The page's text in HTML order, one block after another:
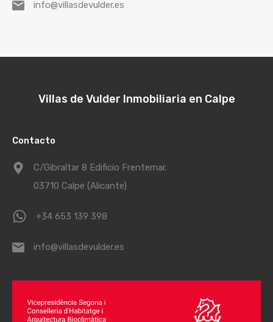
info@villasdevulder.es
Villas de Vulder Inmobiliaria en Calpe
Contacto
C/Gibraltar 8 Edificio Frentemar.
03710 Calpe (Alicante)
+34 653 139 398
info@villasdevulder.es